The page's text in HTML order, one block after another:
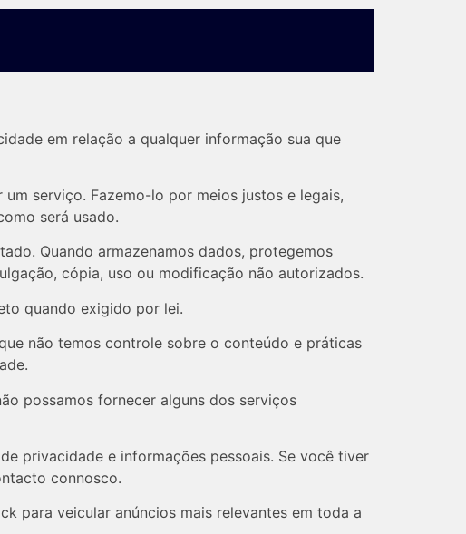
em relação a qualquer informação sua que
serviço. Fazemo-lo por meios justos e legais,
será usado.
Quando armazenamos dados, protegemos
cópia, uso ou modificação não autorizados.
quando exigido por lei.
não temos controle sobre o conteúdo e práticas
.
possamos fornecer alguns dos serviços
privacidade e informações pessoais. Se você tiver
connosco.
para veicular anúncios mais relevantes em toda a